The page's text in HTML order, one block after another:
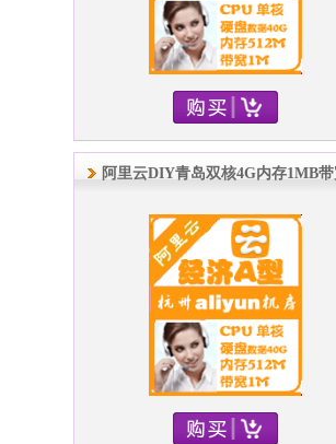
阿里云DIY青岛双核4G内存1MB